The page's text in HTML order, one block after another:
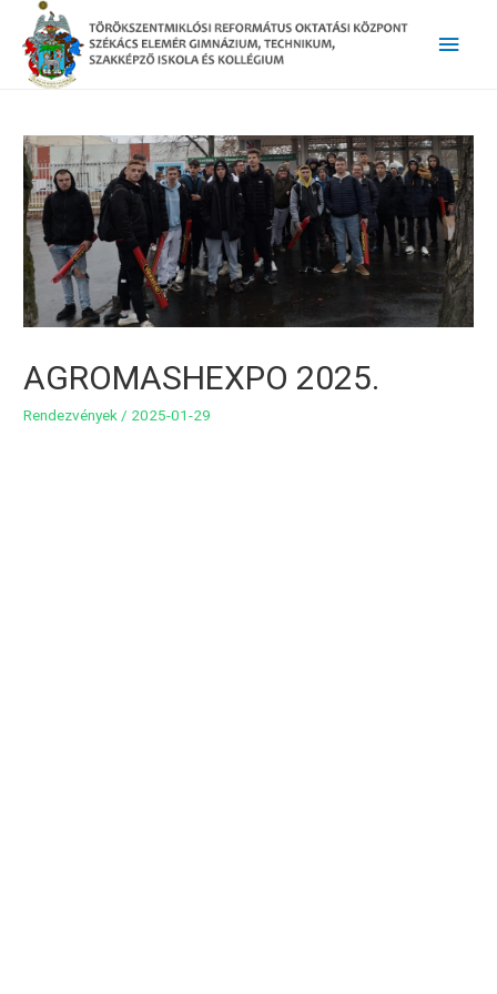
Main
AGROMASHEXPO 2025.
Rendezvények / 2025-01-29